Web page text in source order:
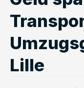
Lille